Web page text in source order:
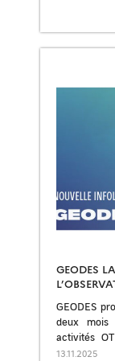
GEODES
GEODES
deux mois
activités
:· Les
13.11.2025